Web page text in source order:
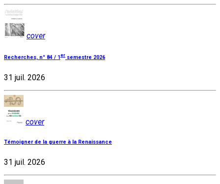
cover
Recherches, n° 84 / 1er semestre 2026
31 juil. 2026
cover
Témoigner de la guerre à la Renaissance
31 juil. 2026